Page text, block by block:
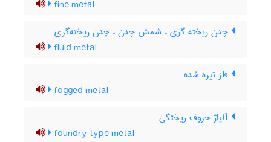
fine metal
چدن ریخته گری ، شمش چدن ، چدن ریخته‌گری
fluid metal
فلز تیره شده
fogged metal
آلیاژ حروف ریختگی
foundry type metal